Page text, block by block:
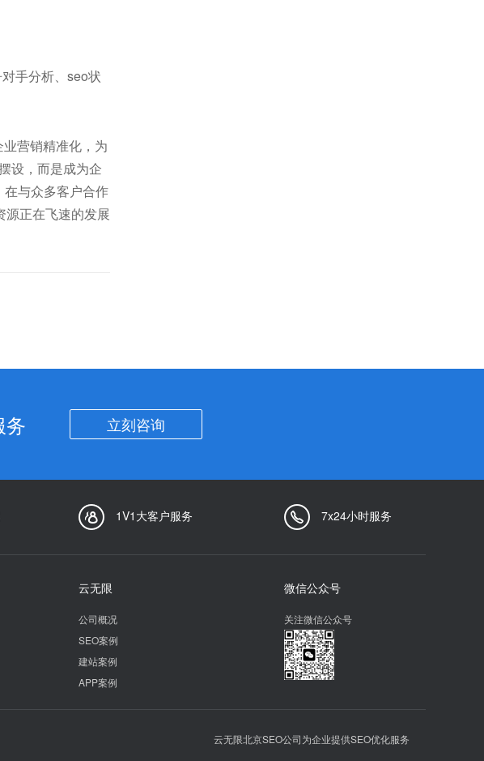
手分析、seo状
营销精准化，为
设，而是成为企
与众多客户合作
源正在飞速的发展
务 立刻咨询
1V1大客户服务 7x24小时服务
云无限
公司概况
SEO案例
建站案例
APP案例
微信公众号
关注微信公众号
云无限北京SEO公司为企业提供SEO优化服务